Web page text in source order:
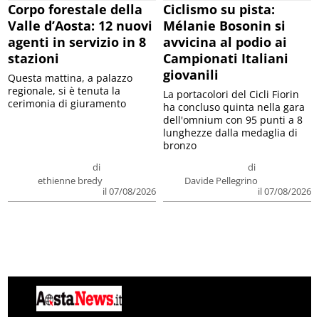
Corpo forestale della
Valle d’Aosta: 12 nuovi
agenti in servizio in 8
stazioni
di
ethienne bredy
il 07/08/2026
Questa mattina, a palazzo
regionale, si è tenuta la
cerimonia di giuramento
Ciclismo su pista:
Mélanie Bosonin si
avvicina al podio ai
Campionati Italiani
giovanili
di
Davide Pellegrino
il 07/08/2026
La portacolori del Cicli Fiorin
ha concluso quinta nella gara
dell'omnium con 95 punti a 8
lunghezze dalla medaglia di
bronzo